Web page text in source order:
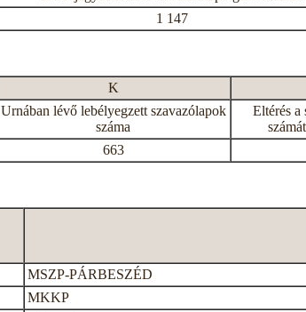
1 147
K
Urnában lévő lebélyegzett szavazólapok
száma
Eltérés a
663
MSZP-PÁRBESZÉD
MKKP